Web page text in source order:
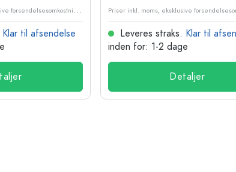
P
riser inkl. moms, eksklusive forsendelsesomkostninger
Klar til afsendelse
Leveres straks. Klar til
inden for: 1-2 dage
Detaljer